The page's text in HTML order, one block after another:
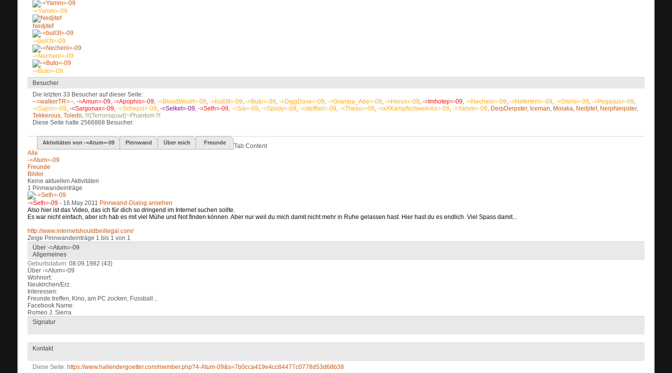
-=Yamm=-09
Nedjitef
-=bull3t=-09
-=Necheni=-09
-=Buto=-09
Besucher
Die letzten 33 Besucher auf dieser Seite:
--=walkerTR=--, -=Amun=-09, -=Apophis=-09, -=BloodWoolf=-09, -=bull3t=-09, -=Buto=-09, -=DiggDave=-09, -=Grampa_Abe=-09, -=Horus=-09, -=Imhotep=-09, -=Necheni=-09, -=Nefertem=-09, -=Osiris=-09, -=Pegasus=-09,
-=Sajiro=-09, -=Sargonax=-09, -=Schepsi=-09, -=Selket=-09, -=Seth=-09, -=Sia=-09, -=Spiidy=-09, -=steffilol=-09, -=Thesu=-09, -=xXKampfschweinXx=-09, -=Yamm=-09, DerpDerpster, Iceman, Molaka, Nedjitef, NerpNerpster,
Tekkerous, Toledo, !!!{Terrorsquad}~Phantom !!!
Diese Seite hatte 2566868 Besucher.
Aktivitäten von -=Atum=-09 Pinnwand Über mich Freunde
Tab Content
Alle
-=Atum=-09
Freunde
Bilder
Keine aktuellen Aktivitäten
1 Pinnwandeinträge
-=Seth=-09 - 16.May 2011 Pinnwand-Dialog ansehen
Also hier ist das Video, das ich für dich so dringend im Internet suchen sollte.
Es war nicht einfach, aber ich hab es mit viel Mühe und Not finden können. Aber nur weil du mich damit nicht mehr in Ruhe gelassen hast. Hier hast du es endlich. Viel Spass damit...
http://www.internetshouldbeillegal.com/
Zeige Pinnwandeinträge 1 bis 1 von 1
Über -=Atum=-09
Allgemeines
Geburtsdatum 08.09.1982 (43)
Über -=Atum=-09
Wohnort:
Neukirchen/Erz.
Interessen:
Freunde treffen, Kino, am PC zocken, Fussball...
Facebook Name:
Romeo J. Sierra
Signatur
Kontakt
Diese Seite https://www.hallendergoetter.com/member.php?4-Atum-09&s=7b0cca419e4cc84477c0778d53d68b38